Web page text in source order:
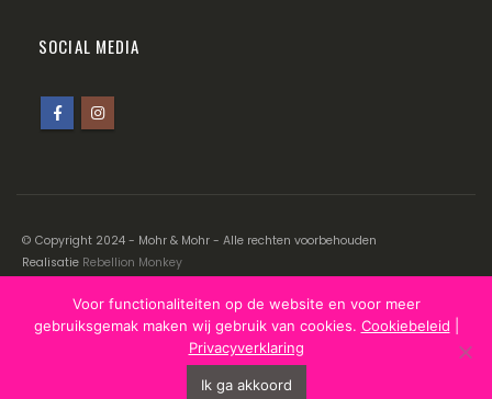
SOCIAL MEDIA
© Copyright 2024 - Mohr & Mohr - Alle rechten voorbehouden
Realisatie Rebellion Monkey
Disclaimer|Cookiebeleid|Privacyverklaring
Voor functionaliteiten op de website en voor meer
gebruiksgemak maken wij gebruik van cookies. Cookiebeleid
Privacyverklaring
Ik ga akkoord